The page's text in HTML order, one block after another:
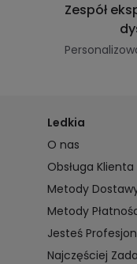
Zespół
Ledkia
O nas
Obsługa Klienta
Metody
Metody
Jesteś
Najczęściej